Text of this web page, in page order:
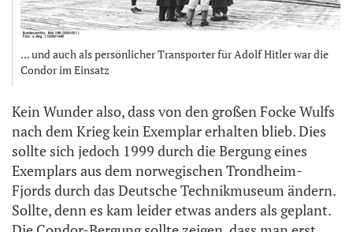
... und auch als persönlicher Transporter für Adolf Hitler war die
Condor im Einsatz
Kein Wunder also, dass von den großen Focke Wulfs
nach dem Krieg kein Exemplar erhalten blieb. Dies
sollte sich jedoch 1999 durch die Bergung eines
Exemplars aus dem norwegischen Trondheim-
Fjords durch das Deutsche Technikmuseum ändern.
Sollte, denn es kam leider etwas anders als geplant.